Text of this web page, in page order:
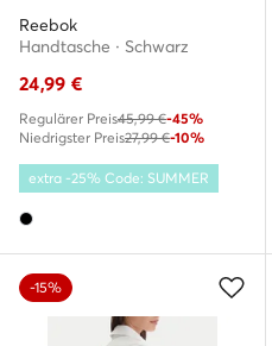
Reebok
Handtasche · Schwarz
24,99 €
Regulärer Preis45,99 €-45%
Niedrigster Preis27,99 €-10%
extra -25% Code: SUMMER
-15%